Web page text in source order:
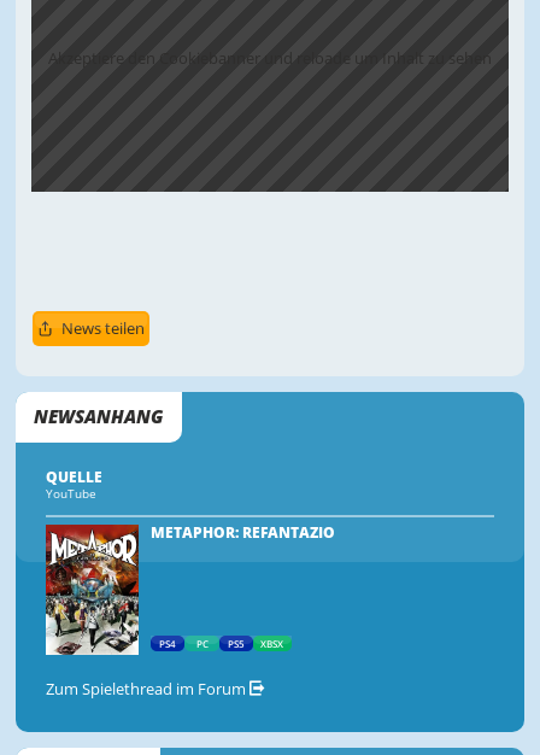
Akzeptiere den Cookiebanner und reloade um Inhalt zu sehen
News teilen
NEWSANHANG
QUELLE
YouTube
METAPHOR: REFANTAZIO
PS4 PC PS5 XBSX
Zum Spielethread im Forum